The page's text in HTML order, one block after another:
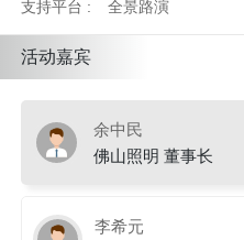
支持平台 :
全景路演
活动嘉宾
余中民
佛山照明 董事长
李希元